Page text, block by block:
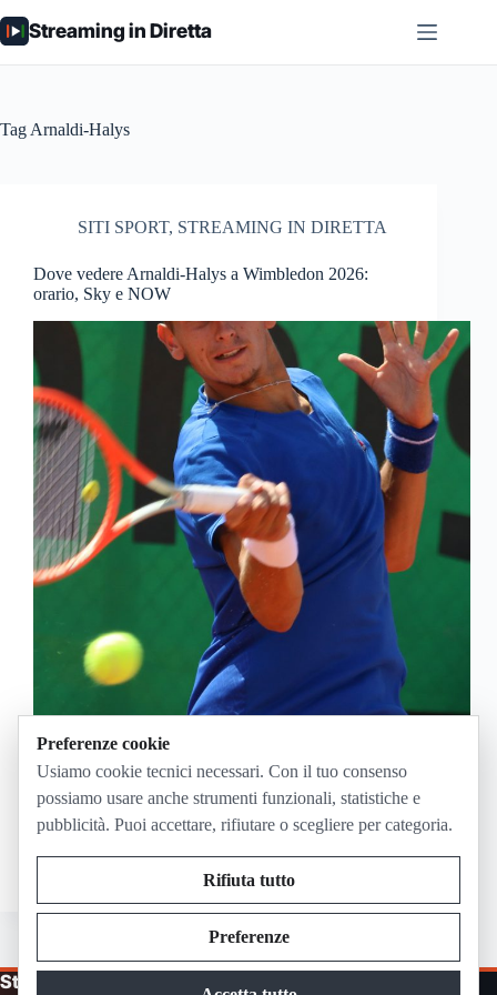
al
contenuto
Streaming in Diretta
Tag Arnaldi-Halys
SITI SPORT, STREAMING IN DIRETTA
Dove vedere Arnaldi-Halys a Wimbledon 2026:
orario, Sky e NOW
Arnaldi-Halys si gioca martedì 30 giugno 2026 a
Wimbledon: è il secondo match sul Campo 4, con
programma del campo dalle 12:00 italiane. In Italia il
torneo è trasmesso da Sky Sport e in streaming su
Streaming in Diretta
Preferenze cookie
Usiamo cookie tecnici necessari. Con il tuo consenso
possiamo usare anche strumenti funzionali, statistiche e
pubblicità. Puoi accettare, rifiutare o scegliere per categoria.
Rifiuta tutto
Preferenze